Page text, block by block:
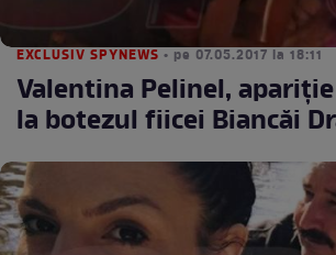
EXCLUSIV SPYNEWS • pe 07.05.2017 la 18:11
Valentina Pelinel,
la botezul fiicei Biancăi